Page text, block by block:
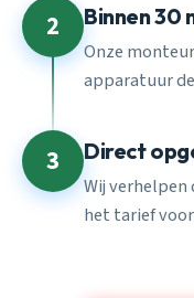
2 Binnen 30
Onze
apparatuur
3 Direct
Wij
het tarief